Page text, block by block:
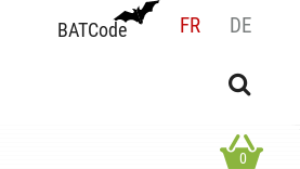
BATCode FR DE
OK
0